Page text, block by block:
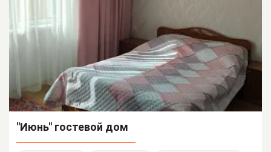
"Июнь" гостевой дом